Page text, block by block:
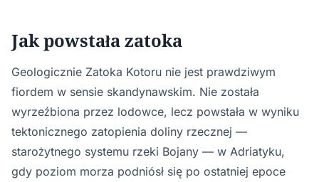
Jak powstała zatoka
Geologicznie Zatoka Kotoru nie jest prawdziwym
fiordem w sensie skandynawskim. Nie została
wyrzeźbiona przez lodowce, lecz powstała w wyniku
tektonicznego zatopienia doliny rzecznej —
starożytnego systemu rzeki Bojany — w Adriatyku,
gdy poziom morza podniósł się po ostatniej epoce